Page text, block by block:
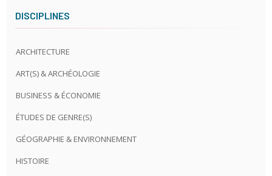
DISCIPLINES
ARCHITECTURE
ART(S) & ARCHÉOLOGIE
BUSINESS & ÉCONOMIE
ÉTUDES DE GENRE(S)
GÉOGRAPHIE & ENVIRONNEMENT
HISTOIRE